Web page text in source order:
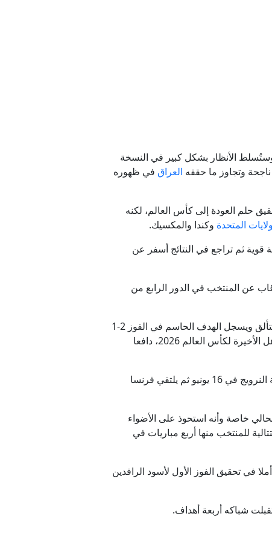
من ورق"
عليه إيران
مع مسقط
الأنظار بشكل كبير في النسخة
وتجاوز ما حققه العراق في ظهوره
حلم العودة إلى كأس العالم، لكنه
المتحدة وكندا والمكسيك.
والتي لعب خلالها إجمالي 21 مباراة، إذ شهدت بداية قوية ثم تراجع في النتائج أسفر عن
وغاب عن المنتخب في الدور الرابع من
فقد استغل حسين زخم استعادة أفضل مستوياته مع فريق الكرمة بالدوري العراقي، وعاد في الوقت المناسب ليتألق ويسجل الهدف الحاسم في الفوز 2-1
⁠على بوليفيا بمدينة مونتيري المكسيكية في نهائي الملحق العالمي يوم 31 مارس الماضي، ليهدي بلاده بطاقة ⁠التأهل الأخيرة لكأس العالم 2026، دافعا
وأوقعت ⁠القرعة منتخب العراق ضمن المجموعة التاسعة مع فرنسا والنرويج والسنغال، ويستهل مشواره بمواجهة النرويج في 16 يونيو ثم يلتقي فرنسا
خاصة وأنه استحوذ على الأضواء
2024 بهز الشباك في عشر مباريات متتالية للمنتخب منها أربع مباريات في
في تحقيق الفوز الأول لأسود الرافدين
شباكه أربعة أهداف.